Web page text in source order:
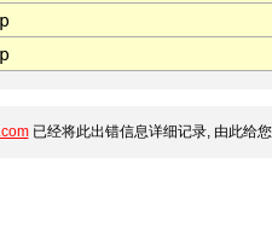
已经将此出错信息详细记录, 由此给